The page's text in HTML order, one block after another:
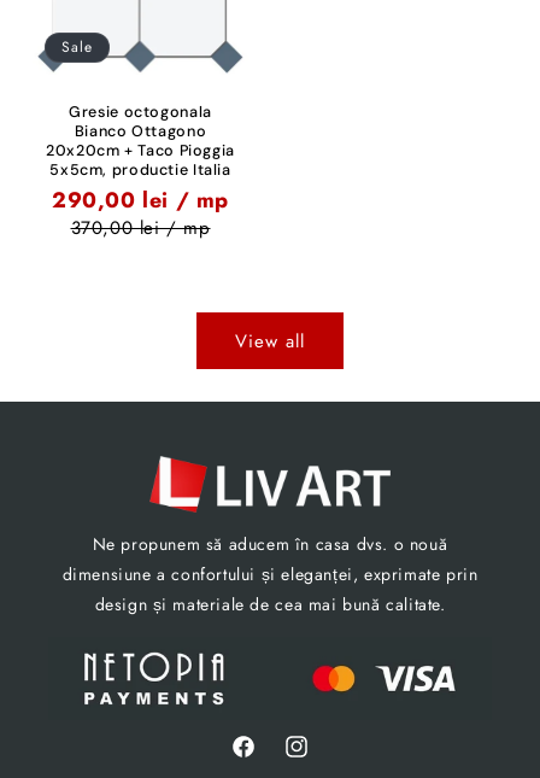
Sale
Gresie octogonala
Bianco Ottagono
20x20cm + Taco Pioggia
5x5cm, productie Italia
290,00 lei / mp
370,00 lei / mp
View all
Ne propunem să aducem în casa dvs. o nouă
dimensiune a confortului și eleganței, exprimate prin
design și materiale de cea mai bună calitate.
FacebookInstagram